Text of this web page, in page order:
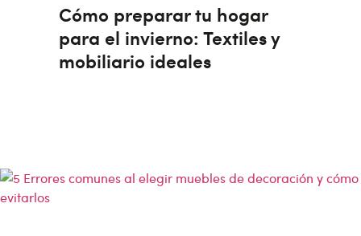
Cómo preparar tu hogar
para el invierno: Textiles y
mobiliario ideales